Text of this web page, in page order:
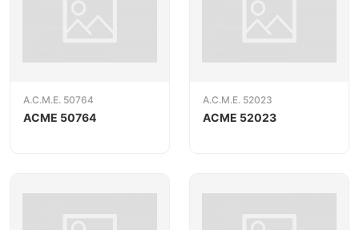
A.C.M.E. 50764
ACME 50764
A.C.M.E. 52023
ACME 52023